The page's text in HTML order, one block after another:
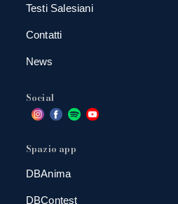
Testi Salesiani
Contatti
News
Social
Spazio app
DBAnima
DBContest